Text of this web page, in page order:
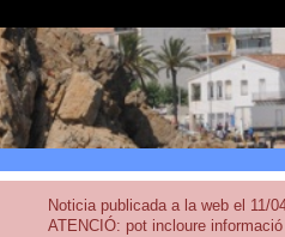
Noticia publicada a la web el 11/
ATENCIÓ: pot incloure